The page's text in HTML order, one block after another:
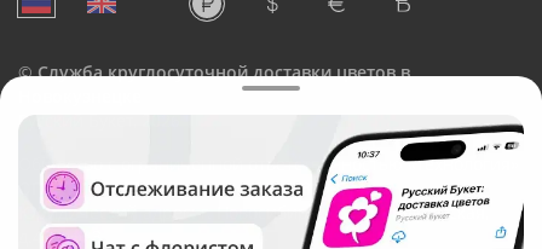
©Служба круглосуточной доставки цветов в
Русский Букет, 2026
Общество с ограниченной ответственностью «Технология»
ОГРН: 1195476081745, ИНН: 5410081997
Юридический адрес: г. Новосибирск, ул. Ипподромская,
д.42, оф. 3